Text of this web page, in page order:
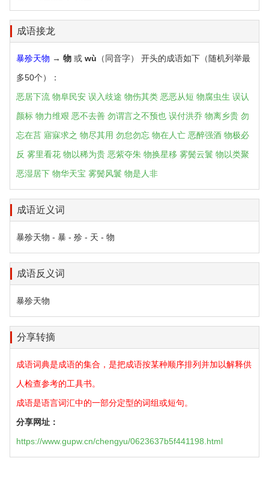
成语接龙
暴殄天物 → 物 或 wù （同音字） 开头的成语如下（随机列举最
多50个）：
恶居下流 物阜民安 误入歧途 物伤其类 恶恶从短 物腐虫生 误认
颜标 物力维艰 恶不去善 勿谓言之不预也 误付洪乔 物离乡贵 勿
忘在莒 寤寐求之 物尽其用 勿怠勿忘 物在人亡 恶醉强酒 物极必
反 雾里看花 物以稀为贵 恶紫夺朱 物换星移 雾鬓云鬟 物以类聚
恶湿居下 物华天宝 雾鬓风鬟 物是人非
成语近义词
暴殄天物 - 暴 - 殄 - 天 - 物
成语反义词
暴殄天物
分享转摘
成语词典是成语的集合，是把成语按某种顺序排列并加以解释供
人检查参考的工具书。
成语是语言词汇中的一部分定型的词组或短句。
分享网址：
https://www.gupw.cn/chengyu/0623637b5f441198.html